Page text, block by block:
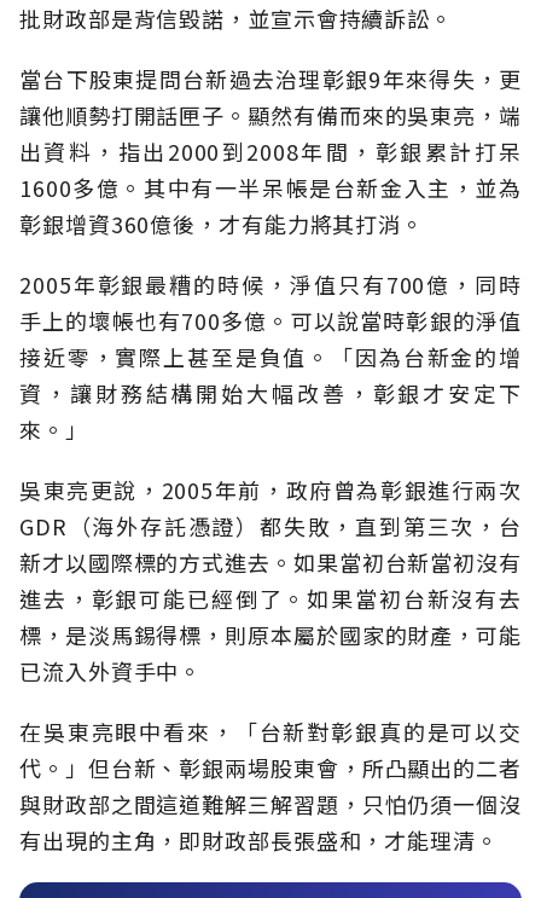
批財政部是背信毀諾，並宣示會持續訴訟。
當台下股東提問台新過去治理彰銀9年來得失，更
讓他順勢打開話匣子。顯然有備而來的吳東亮，端
出資料，指出2000到2008年間，彰銀累計打呆
1600多億。其中有一半呆帳是台新金入主，並為
彰銀增資360億後，才有能力將其打消。
2005年彰銀最糟的時候，淨值只有700億，同時
手上的壞帳也有700多億。可以說當時彰銀的淨值
接近零，實際上甚至是負值。「因為台新金的增
資，讓財務結構開始大幅改善，彰銀才安定下
來。」
吳東亮更說，2005年前，政府曾為彰銀進行兩次
GDR（海外存託憑證）都失敗，直到第三次，台
新才以國際標的方式進去。如果當初台新當初沒有
進去，彰銀可能已經倒了。如果當初台新沒有去
標，是淡馬錫得標，則原本屬於國家的財產，可能
已流入外資手中。
在吳東亮眼中看來，「台新對彰銀真的是可以交
代。」但台新、彰銀兩場股東會，所凸顯出的二者
與財政部之間這道難解三解習題，只怕仍須一個沒
有出現的主角，即財政部長張盛和，才能理清。